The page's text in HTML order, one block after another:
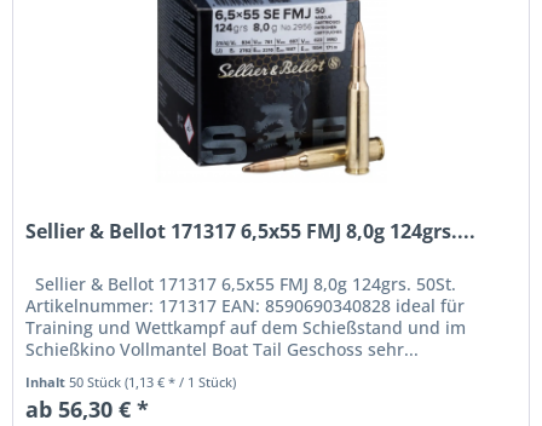
Sellier & Bellot 171317 6,5x55 FMJ 8,0g 124grs....
Sellier & Bellot 171317 6,5x55 FMJ 8,0g 124grs. 50St.
Artikelnummer: 171317 EAN: 8590690340828 ideal für
Training und Wettkampf auf dem Schießstand und im
Schießkino Vollmantel Boat Tail Geschoss sehr...
Inhalt50 Stück(1,13 € * / 1 Stück)
ab 56,30 € *